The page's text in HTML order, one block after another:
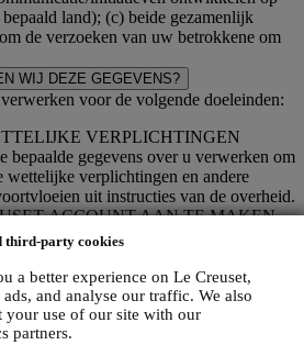
third-party cookies
a better experience on Le Creuset,
and analyse our traffic. We also
your use of our site with our
partners.
land); (c) beide gezamenlijk
de verzoeken van uw betrokkene om
WIJ DEZE GEGEVENS?
voor de volgende doeleinden:
VERPLICHTINGEN
bepaalde gegevens over u verwerken om
wettelijke verplichtingen en andere
uit instructies van de overheid.
ACCOUNT AAN TE MAKEN
gebruiken om een Le Creuset-
die u toegang geeft tot een reeks
gebruikers, om beter te kunnen
zoals sneller afrekenen, meerdere
bestellingen bekijken en volgen.
is vereist om ons in staat te stellen